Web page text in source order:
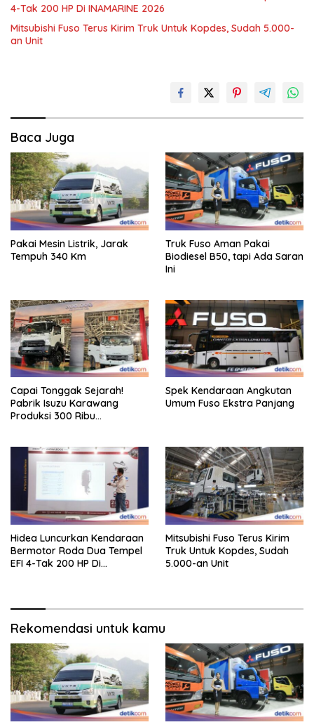
4-Tak 200 HP Di INAMARINE 2026
Mitsubishi Fuso Terus Kirim Truk Untuk Kopdes, Sudah 5.000-
an Unit
Baca Juga
Pakai Mesin Listrik, Jarak
Tempuh 340 Km
Truk Fuso Aman Pakai
Biodiesel B50, tapi Ada Saran
Ini
Capai Tonggak Sejarah!
Pabrik Isuzu Karawang
Produksi 300 Ribu
Spek Kendaraan Angkutan
Umum Fuso Ekstra Panjang
Hidea Luncurkan Kendaraan
Bermotor Roda Dua Tempel
EFI 4-Tak 200 HP Di
Mitsubishi Fuso Terus Kirim
Truk Untuk Kopdes, Sudah
5.000-an Unit
Rekomendasi untuk kamu